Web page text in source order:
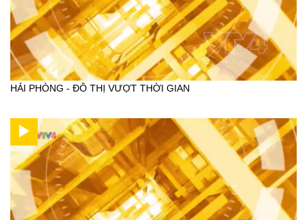
HẢI PHÒNG - ĐÔ THỊ VƯỢT THỜI GIAN